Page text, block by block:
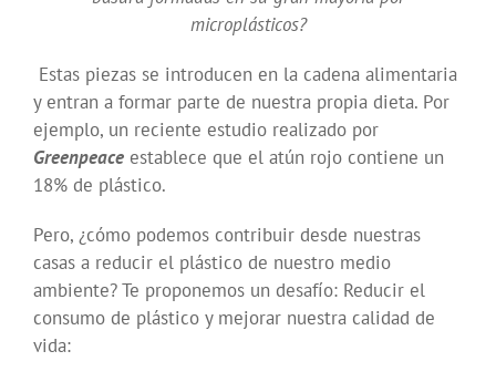
microplásticos?
Estas piezas se introducen en la cadena alimentaria
y entran a formar parte de nuestra propia dieta. Por
ejemplo, un reciente estudio realizado por
Greenpeace establece que el atún rojo contiene un
18% de plástico.
Pero, ¿cómo podemos contribuir desde nuestras
casas a reducir el plástico de nuestro medio
ambiente? Te proponemos un desafío: Reducir el
consumo de plástico y mejorar nuestra calidad de
vida: